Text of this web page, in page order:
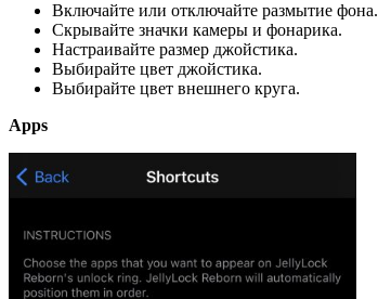
Включайте или отключайте размытие фона.
Скрывайте значки камеры и фонарика.
Настраивайте размер джойстика.
Выбирайте цвет джойстика.
Выбирайте цвет внешнего круга.
Apps